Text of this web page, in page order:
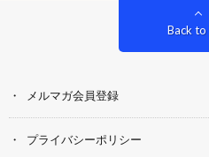
Back to
メルマガ会員登録
プライバシーポリシー